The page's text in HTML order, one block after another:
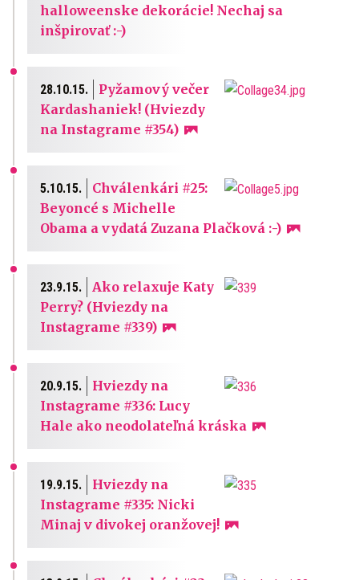
halloweenske dekorácie! Nechaj sa
inšpirovať :-)
28.10.15.
Pyžamový večer
Kardashaniek! (Hviezdy
na Instagrame #354)
5.10.15.
Chválenkári #25:
Beyoncé s Michelle
Obama a vydatá Zuzana Plačková :-)
23.9.15.
Ako relaxuje Katy
Perry? (Hviezdy na
Instagrame #339)
20.9.15.
Hviezdy na
Instagrame #336: Lucy
Hale ako neodolateľná kráska
19.9.15.
Hviezdy na
Instagrame #335: Nicki
Minaj v divokej oranžovej!